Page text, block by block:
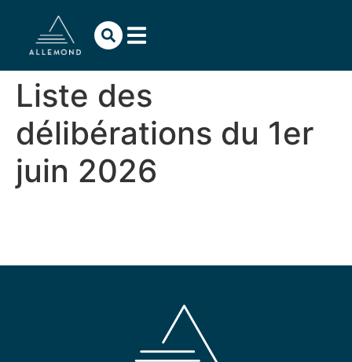
Liste des
délibérations du 1er
juin 2026